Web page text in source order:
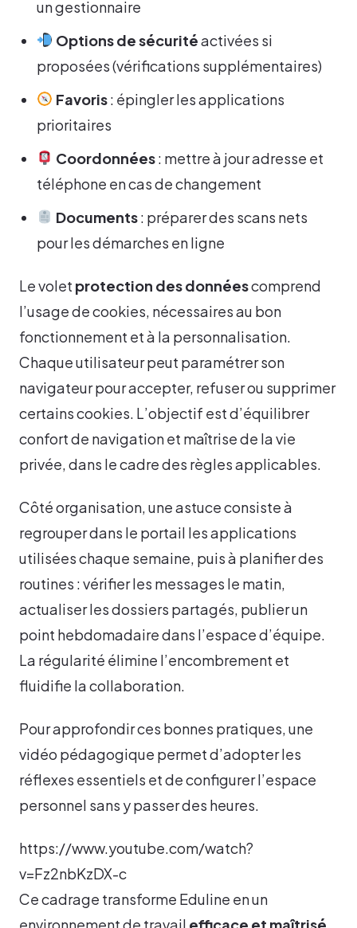
un gestionnaire
Options de sécuritéactivées si
proposées (vérifications supplémentaires)
Favoris: épingler les applications
prioritaires
Coordonnées: mettre à jour adresse et
téléphone en cas de changement
Documents: préparer des scans nets
pour les démarches en ligne
Le volet protection des donnéescomprend
l’usage de cookies, nécessaires au bon
fonctionnement et à la personnalisation.
Chaque utilisateur peut paramétrer son
navigateur pour accepter, refuser ou supprimer
certains cookies. L’objectif est d’équilibrer
confort de navigation et maîtrise de la vie
privée, dans le cadre des règles applicables.
Côté organisation, une astuce consiste à
regrouper dans le portail les applications
utilisées chaque semaine, puis à planifier des
routines : vérifier les messages le matin,
actualiser les dossiers partagés, publier un
point hebdomadaire dans l’espace d’équipe.
La régularité élimine l’encombrement et
fluidifie la collaboration.
Pour approfondir ces bonnes pratiques, une
vidéo pédagogique permet d’adopter les
réflexes essentiels et de configurer l’espace
personnel sans y passer des heures.
https://www.youtube.com/watch?
v=Fz2nbKzDX-c
Ce cadrage transforme Eduline en un
environnement de travail efficace et maîtrisé